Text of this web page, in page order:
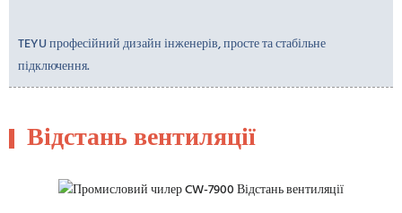
TEYU професійний дизайн інженерів, просте та стабільне
підключення.
Відстань вентиляції